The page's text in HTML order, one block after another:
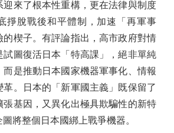
迎來了根本性重構，更在法律與制度
掙脫戰後和平體制，加速「再軍事
的楔子。有評論指出，高市政府對情
試圖復活日本「特高課」，絕非單純
而是推動日本國家機器軍事化、情報
革。日本的「新軍國主義」既保留了
張基因，又異化出極具欺騙性的新特
將整個日本國綁上戰爭機器。